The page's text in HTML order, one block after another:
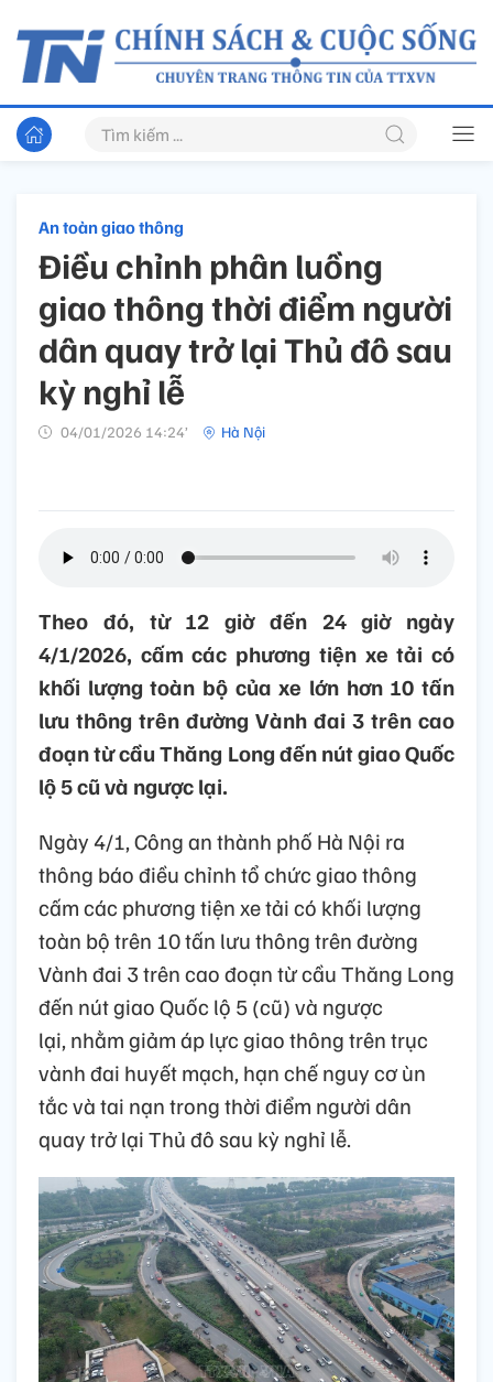
An toàn giao thông
Điều chỉnh phân luồng
giao thông thời điểm người
dân quay trở lại Thủ đô sau
kỳ nghỉ lễ
04/01/2026 14:24’ Hà Nội
Theo đó, từ 12 giờ đến 24 giờ ngày
4/1/2026, cấm các phương tiện xe tải có
khối lượng toàn bộ của xe lớn hơn 10 tấn
lưu thông trên đường Vành đai 3 trên cao
đoạn từ cầu Thăng Long đến nút giao Quốc
lộ 5 cũ và ngược lại.
Ngày 4/1, Công an thành phố Hà Nội ra
thông báo điều chỉnh tổ chức giao thông
cấm các phương tiện xe tải có khối lượng
toàn bộ trên 10 tấn lưu thông trên đường
Vành đai 3 trên cao đoạn từ cầu Thăng Long
đến nút giao Quốc lộ 5 (cũ) và ngược
lại, nhằm giảm áp lực giao thông trên trục
vành đai huyết mạch, hạn chế nguy cơ ùn
tắc và tai nạn trong thời điểm người dân
quay trở lại Thủ đô sau kỳ nghỉ lễ.